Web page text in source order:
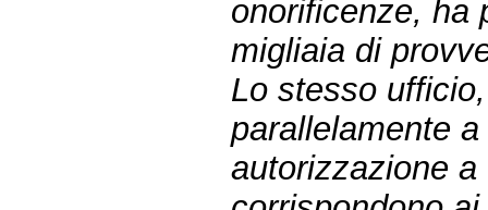
onorificenze, ha
migliaia di
Lo stesso
parallelamente
autorizzazione